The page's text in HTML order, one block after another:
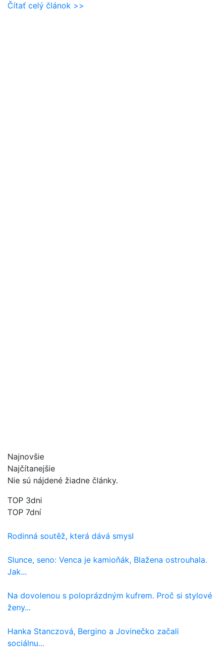
Čítať celý článok >>
Najnovšie
Najčítanejšie
Nie sú nájdené žiadne články.
TOP 3dni
TOP 7dní
Rodinná soutěž, která dává smysl
Slunce, seno: Venca je kamioňák, Blažena ostrouhala.
Jak...
Na dovolenou s poloprázdným kufrem. Proč si stylové
ženy...
Hanka Stanczová, Bergino a Jovinečko začali
sociálnu...